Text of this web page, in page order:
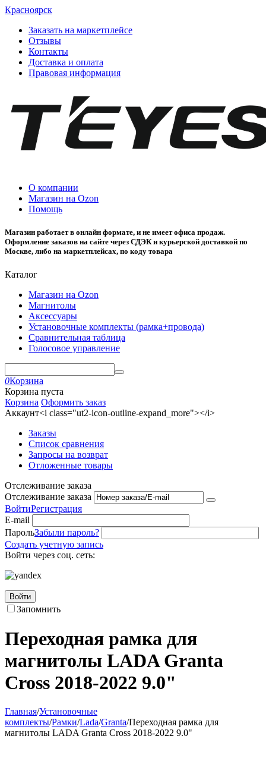
Красноярск
Заказать на маркетплейсе
Отзывы
Контакты
Доставка и оплата
Правовая информация
О компании
Магазин на Ozon
Помощь
Магазин работает в онлайн формате, и не имеет офиса продаж.
Оформление заказов на сайте через СДЭК и курьерской доставкой по
Москве, либо на маркетплейсах, по коду товара
Каталог
Магазин на Ozon
Магнитолы
Аксессуары
Установочные комплекты (рамка+провода)
Сравнительная таблица
Голосовое управление
0Корзина
Корзина пуста
Корзина Оформить заказ
Аккаунт<i class="ut2-icon-outline-expand_more"></i>
Заказы
Список сравнения
Запросы на возврат
Отложенные товары
Отслеживание заказа
Отслеживание заказа
ВойтиРегистрация
E-mail
ПарольЗабыли пароль?
Создать учетную запись
Войти через соц. сеть:
Войти
Запомнить
Переходная рамка для
магнитолы LADA Granta
Cross 2018-2022 9.0"
Главная/Установочные
комплекты/Рамки/Lada/Granta/Переходная рамка для
магнитолы LADA Granta Cross 2018-2022 9.0"